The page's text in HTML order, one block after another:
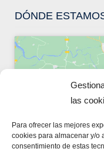
las
Para ofrecer las mejores
cookies para almacenar y/o
consentimiento de estas
DÓNDE
y